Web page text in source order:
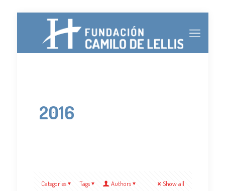
2016
Categories Tags Authors Show all